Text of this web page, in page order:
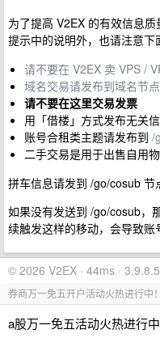
为了提高 V2EX 的有效信息
提示中的说明外，也请注意下
请不要在 V2EX 卖 VPS /
域名交易请发布到域名节点
请不要在这里交易发票
用「借楼」方式发布无关
账号合租类主题请发布到 /
二手交易是用于出售自用
拼车信息请发到 /go/cosub 节
如果没有发送到 /go/cosub，
续触发这样的移动，会导致账
© 2026 V2EX · 44ms · 3.9.8.5
券商万一免五开户活动火热进行中！
a股万一免五活动火热进行